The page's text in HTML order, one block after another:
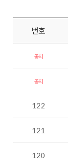
번호
공지
공지
122
121
120